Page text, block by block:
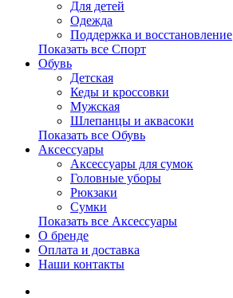
Для детей
Одежда
Поддержка и восстановление
Показать все Спорт
Обувь
Детская
Кеды и кроссовки
Мужская
Шлепанцы и аквасоки
Показать все Обувь
Аксессуары
Аксессуары для сумок
Головные уборы
Рюкзаки
Сумки
Показать все Аксессуары
О бренде
Оплата и доставка
Наши контакты